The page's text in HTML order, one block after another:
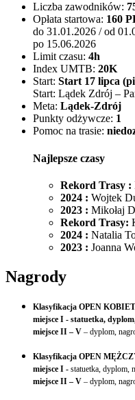
Liczba zawodników:
Opłata startowa: 160
do 31.01.2026 / od
po 15.06.2026
Limit czasu: 4h
Index UMTB: 20K
Start: Start 17 lipca
Start: Lądek Zdrój –
Meta: Lądek-Zdrój
Punkty odżywcze: 1
Pomoc na trasie:
Najlepsze czasy
Rekord Trasy :
2024 : Wojtek
2023 : Mikołaj
Rekord Trasy:
2024 : Natalia
2023 : Joanna
Nagrody
Klasyfikacja OPEN
miejsce I - statuetka,
miejsce II – V – dyplom,
Klasyfikacja OPEN
miejsce I - statuetka, dyplom,
miejsce II – V – dyplom,